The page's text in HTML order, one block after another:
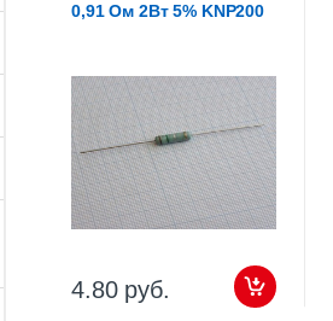
0,91 Ом 2Вт 5% KNP200
4.80 руб.